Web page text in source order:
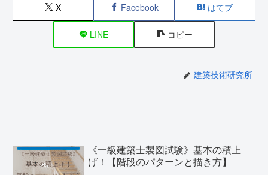
X Facebook はてブ
LINE コピー
建築技術研究所
《一級建築士製図試験》基本の積上
げ！【階段のパターンと描き方】